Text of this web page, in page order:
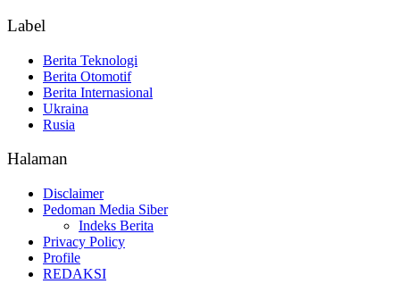
Label
Berita Teknologi
Berita Otomotif
Berita Internasional
Ukraina
Rusia
Halaman
Disclaimer
Pedoman Media Siber
Indeks Berita
Privacy Policy
Profile
REDAKSI